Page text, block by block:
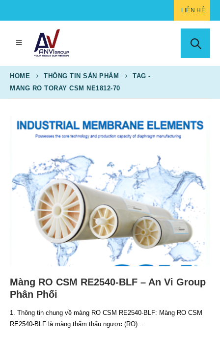
LIÊN HỆ
HOME THÔNG TIN SẢN PHẨM
TAG -
MANG RO TORAY CSM NE1812-70
Màng RO CSM RE2540-BLF – An Vi Group
Phân Phối
1. Thông tin chung về màng RO CSM RE2540-BLF: Màng RO CSM
RE2540-BLF là màng thẩm thấu ngược (RO)...